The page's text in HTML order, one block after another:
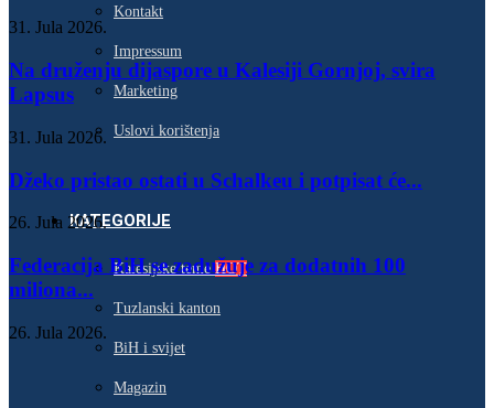
31. Jula 2026.
Na druženju dijaspore u Kalesiji Gornjoj, svira
Lapsus
31. Jula 2026.
Džeko pristao ostati u Schalkeu i potpisat će...
26. Jula 2026.
Federacija BiH se zadužuje za dodatnih 100
miliona...
26. Jula 2026.
Kontakt
Impressum
Marketing
Uslovi korištenja
KATEGORIJE
Kalesijske temeHOT
Tuzlanski kanton
BiH i svijet
Magazin